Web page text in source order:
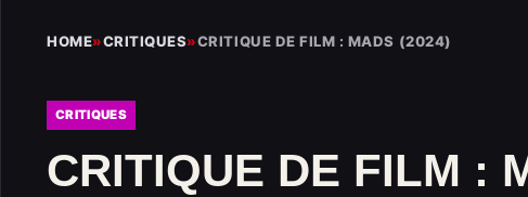
HOME»CRITIQUES»CRITIQUE DE FILM : MADS (2024)
CRITIQUES
CRITIQUE DE FILM :